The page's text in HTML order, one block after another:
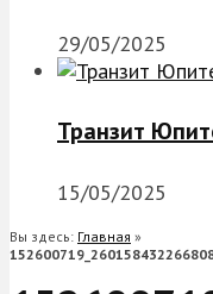
29/05/2025
Транзит
15/05/2025
Вы здесь: Главная »